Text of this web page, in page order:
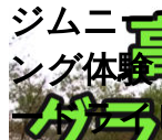
ジムニ
ング体
ードラ